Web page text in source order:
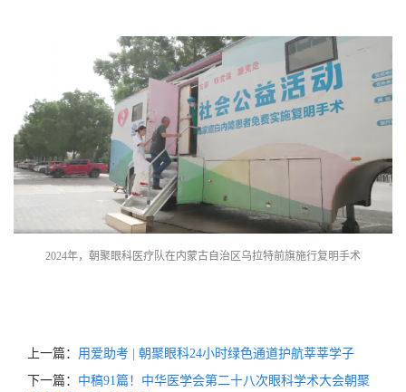
2024年，朝聚眼科医疗队在内蒙古自治区乌拉特前旗施行复明手术
上一篇： 用爱助考 | 朝聚眼科24小时绿色通道护航莘莘学子
下一篇： 中稿91篇！中华医学会第二十八次眼科学术大会朝聚